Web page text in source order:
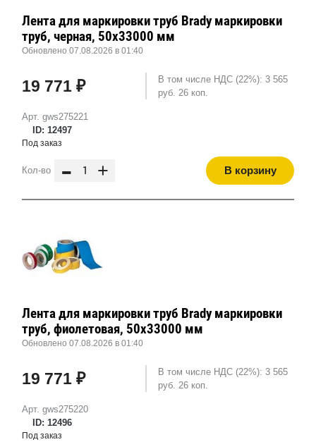
Арт. gws275221
ID: 12497
Лента для маркировки труб Brady маркировки
труб, черная, 50x33000 мм
Обновлено 07.08.2026 в 01:40
19 771 ₽
В том числе НДС (22%): 3 565
руб. 26 коп.
Под заказ
Кол-во - + В корзину
Арт. gws275220
ID: 12496
Лента для маркировки труб Brady маркировки
труб, фиолетовая, 50x33000 мм
Обновлено 07.08.2026 в 01:40
19 771 ₽
В том числе НДС (22%): 3 565
руб. 26 коп.
Под заказ